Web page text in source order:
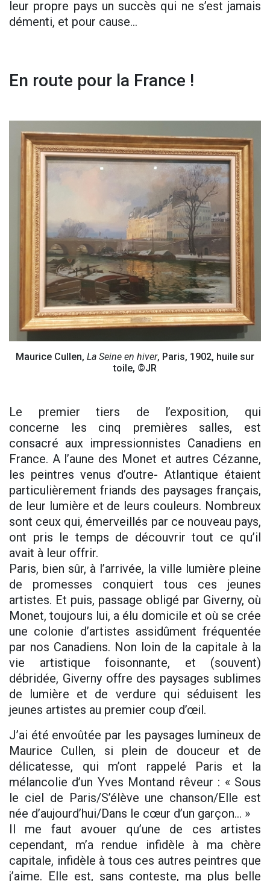
leur propre pays un succès qui ne s’est jamais
démenti, et pour cause…
En route pour la France !
Maurice Cullen, La Seine en hiver, Paris, 1902, huile sur
toile, ©JR
Le premier tiers de l’exposition, qui
concerne les cinq premières salles, est
consacré aux impressionnistes Canadiens en
France. A l’aune des Monet et autres Cézanne,
les peintres venus d’outre- Atlantique étaient
particulièrement friands des paysages français,
de leur lumière et de leurs couleurs. Nombreux
sont ceux qui, émerveillés par ce nouveau pays,
ont pris le temps de découvrir tout ce qu’il
avait à leur offrir.
Paris, bien sûr, à l’arrivée, la ville lumière pleine
de promesses conquiert tous ces jeunes
artistes. Et puis, passage obligé par Giverny, où
Monet, toujours lui, a élu domicile et où se crée
une colonie d’artistes assidûment fréquentée
par nos Canadiens. Non loin de la capitale à la
vie artistique foisonnante, et (souvent)
débridée, Giverny offre des paysages sublimes
de lumière et de verdure qui séduisent les
jeunes artistes au premier coup d’œil.
J’ai été envoûtée par les paysages lumineux de
Maurice Cullen, si plein de douceur et de
délicatesse, qui m’ont rappelé Paris et la
mélancolie d’un Yves Montand rêveur : « Sous
le ciel de Paris/S’élève une chanson/Elle est
née d’aujourd’hui/Dans le cœur d’un garçon… »
Il me faut avouer qu’une de ces artistes
cependant, m’a rendue infidèle à ma chère
capitale, infidèle à tous ces autres peintres que
j’aime. Elle est, sans conteste, ma plus belle